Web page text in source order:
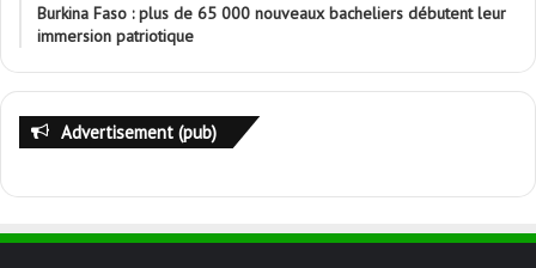
Burkina Faso : plus de 65 000 nouveaux bacheliers débutent leur
immersion patriotique
Advertisement (pub)